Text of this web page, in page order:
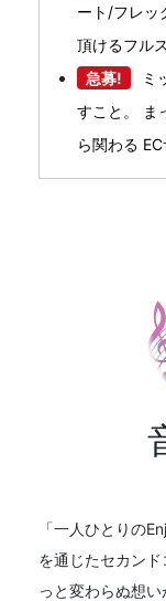
ート/フレッ
頂けるフル
急募!
ミ
すこと。 ま
ら関わる
「一人ひとりの
を通じたセカン
っと変わらぬ想